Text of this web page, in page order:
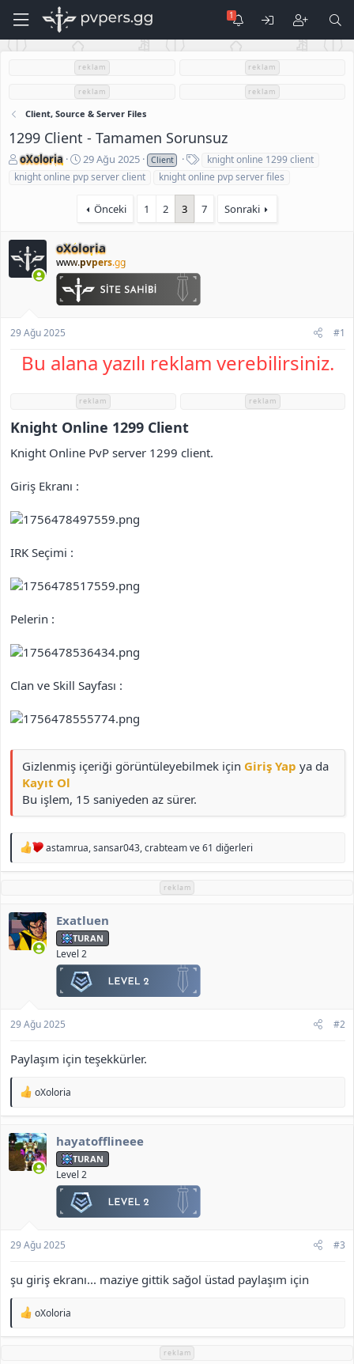
reklam reklam
reklam reklam
Client, Source & Server Files
1299 Client - Tamamen Sorunsuz
K
o
h
i
b
oXoloria
B
a
ş
a
g
ı
ç
t
i
29 Ağu 2025 Client
t
e
knight online 1299 client
knight online pvp server client
knight online pvp server files
Önceki 1 2 3 7 Sonraki
oXoloria
www.pvpers.gg
29 Ağu 2025 #1
Bu alana yazılı reklam verebilirsiniz.
reklam reklam
Knight Online 1299 Client​
Knight Online PvP server 1299 client.
Giriş Ekranı :
IRK Seçimi :
Pelerin :
Clan ve Skill Sayfası :
Gizlenmiş içeriği görüntüleyebilmek için Giriş Yap ya da
Kayıt Ol
Bu işlem, 15 saniyeden az sürer.
T
p
l
e
r
:
astamrua,sansar043,crabteamve 61 diğerleri
reklam
Exatluen
TURAN
Level 2
29 Ağu 2025 #2
Paylaşım için teşekkürler.
T
p
i
l
e
oXoloria
hayatofflineee
TURAN
Level 2
29 Ağu 2025 #3
şu giriş ekranı... maziye gittik sağol üstad paylaşım için
T
p
oXoloria
reklam